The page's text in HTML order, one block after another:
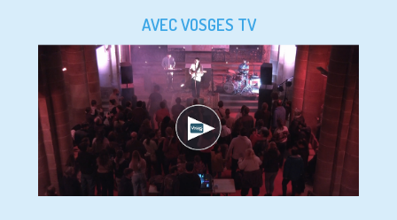
AVEC VOSGES TV